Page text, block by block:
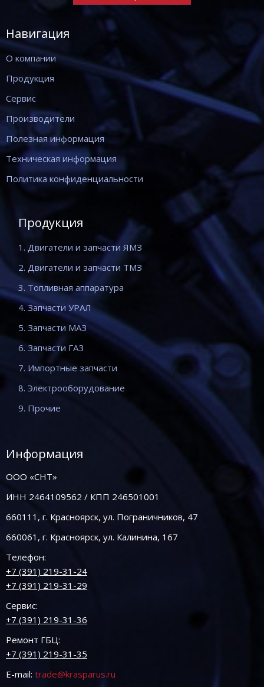
Навигация
О компании
Продукция
Сервис
Производители
Полезная информация
Техническая информация
Политика конфиденциальности
Продукция
1. Двигатели и запчасти ЯМЗ
2. Двигатели и запчасти ТМЗ
3. Топливная аппаратура
4. Запчасти УРАЛ
5. Запчасти МАЗ
6. Запчасти ГАЗ
7. Импортные запчасти
8. Электрооборудование
9. Прочие
Информация
ООО «СНТ»
ИНН 2464109562 / КПП 246501001
660111, г. Красноярск, ул. Пограничников, 47
660061, г. Красноярск, ул. Калинина, 167
Телефон:
+7 (391) 219-31-24
+7 (391) 219-31-29
Сервис:
+7 (391) 219-31-36
Ремонт ГБЦ:
+7 (391) 219-31-35
E-mail: trade@krasparus.ru